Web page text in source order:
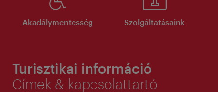
Akadálymentesség Szolgáltatásaink
Turisztikai információ
Címek & kapcsolattartó